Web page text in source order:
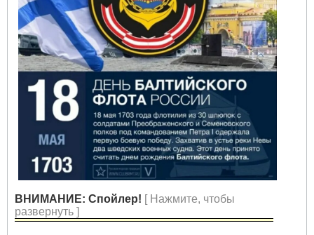
ВНИМАНИЕ: Спойлер! [ Нажмите, чтобы
развернуть ]